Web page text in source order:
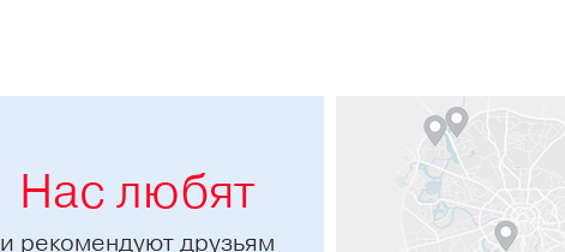
Нас любят
и рекомендуют друзьям